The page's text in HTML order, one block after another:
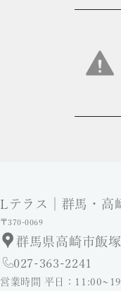
Lテラス 群馬・高
〒370-0069
群馬県高崎市飯
027-363-2241
営業時間 平日：